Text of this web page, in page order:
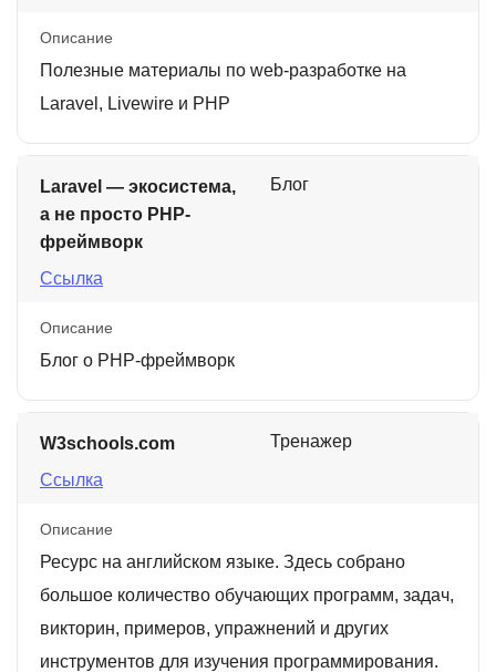
Описание
Полезные материалы по web-разработке на
Laravel, Livewire и PHP
Laravel — экосистема,
а не просто PHP-
фреймворк
Ссылка
Блог
Описание
Блог о PHP-фреймворк
W3schools.com
Ссылка
Тренажер
Описание
Ресурс на английском языке. Здесь собрано
большое количество обучающих программ, задач,
викторин, примеров, упражнений и других
инструментов для изучения программирования.